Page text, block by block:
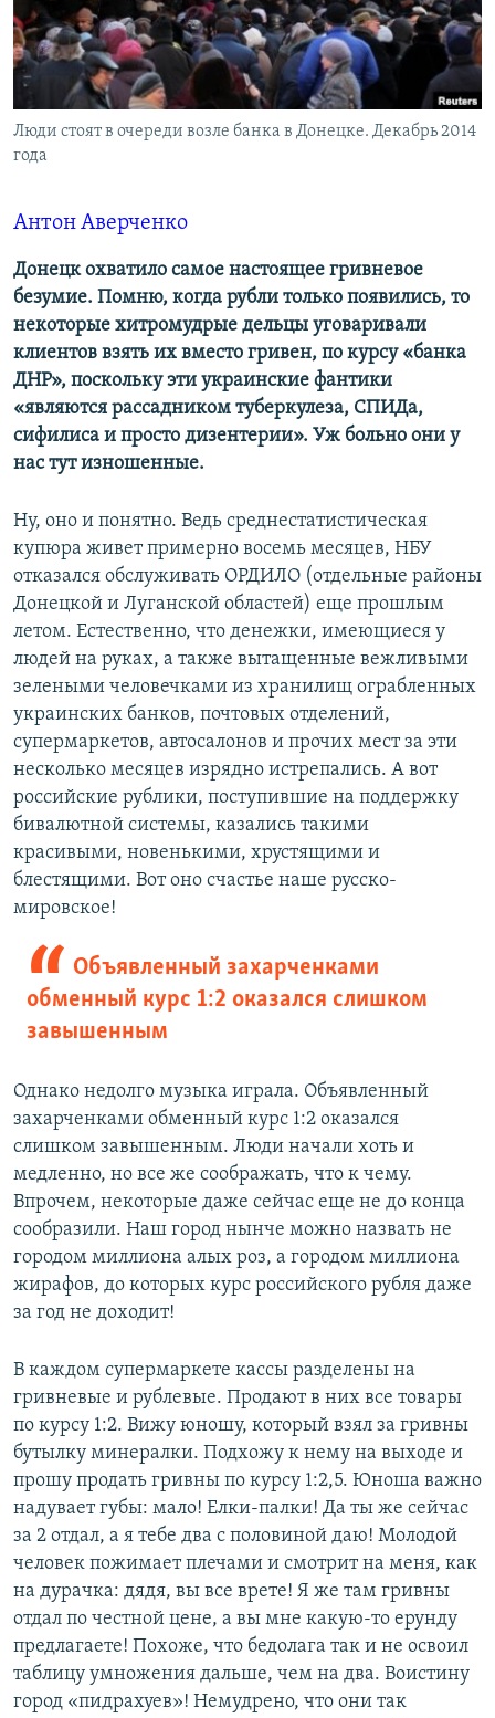
ПОБЕДИТЕЛЕЙ НЕ СУДЯТ?
КРЫМ.НЕПОКОРЕННЫЙ
ELIFBE
УКРАИНСКАЯ ПРОБЛЕМА КРЫМА
ПРИСОЕДИНЯЙТЕСЬ!
Все сайты RFE/RL
Люди стоят в очереди возле банка в Донецке. Декабрь 2014
года
Антон Аверченко
Донецк охватило самое настоящее гривневое
безумие. Помню, когда рубли только появились, то
некоторые хитромудрые дельцы уговаривали
клиентов взять их вместо гривен, по курсу «банка
ДНР», поскольку эти украинские фантики
«являются рассадником туберкулеза, СПИДа,
сифилиса и просто дизентерии». Уж больно они у
нас тут изношенные.
Ну, оно и понятно. Ведь среднестатистическая
купюра живет примерно восемь месяцев, НБУ
отказался обслуживать ОРДИЛО (отдельные районы
Донецкой и Луганской областей) еще прошлым
летом. Естественно, что денежки, имеющиеся у
людей на руках, а также вытащенные вежливыми
зелеными человечками из хранилищ ограбленных
украинских банков, почтовых отделений,
супермаркетов, автосалонов и прочих мест за эти
несколько месяцев изрядно истрепались. А вот
российские рублики, поступившие на поддержку
бивалютной системы, казались такими
красивыми, новенькими, хрустящими и
блестящими. Вот оно счастье наше русско-
мировское!
Объявленный захарченками
обменный курс 1:2 оказался слишком
завышенным
Однако недолго музыка играла. Объявленный
захарченками обменный курс 1:2 оказался
слишком завышенным. Люди начали хоть и
медленно, но все же соображать, что к чему.
Впрочем, некоторые даже сейчас еще не до конца
сообразили. Наш город нынче можно назвать не
городом миллиона алых роз, а городом миллиона
жирафов, до которых курс российского рубля даже
за год не доходит!
В каждом супермаркете кассы разделены на
гривневые и рублевые. Продают в них все товары
по курсу 1:2. Вижу юношу, который взял за гривны
бутылку минералки. Подхожу к нему на выходе и
прошу продать гривны по курсу 1:2,5. Юноша важно
надувает губы: мало! Елки-палки! Да ты же сейчас
за 2 отдал, а я тебе два с половиной даю! Молодой
человек пожимает плечами и смотрит на меня, как
на дурачка: дядя, вы все врете! Я же там гривны
отдал по честной цене, а вы мне какую-то ерунду
предлагаете! Похоже, что бедолага так и не освоил
таблицу умножения дальше, чем на два. Воистину
город «пидрахуев»! Немудрено, что они так